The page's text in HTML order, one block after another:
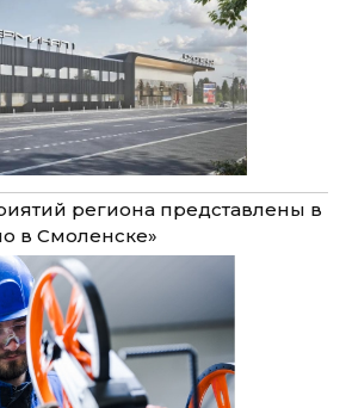
региона представлены в
в Смоленске»